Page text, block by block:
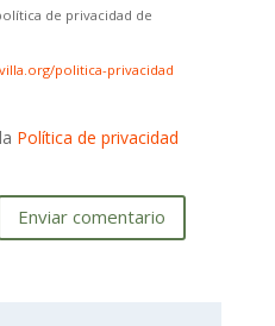
de privacidad de
politica-privacidad
Política de privacidad
Enviar comentario